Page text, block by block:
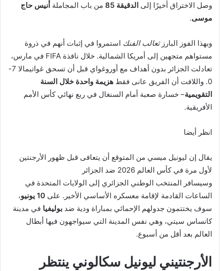
وصل الاختراق أخيرًا إلى الدقيقة 85 من باب المجاملة أنيس حاج
موسى.
وبهذا الفوز البارزثعالب الفنك استمروا في إثبات أنهم في ذروة
مستواهم متجهين إلى أمريكا الشمالية. خلال نافذة FIFA في مارس،
تعادلت الجزائر بدون أهداف مع أوروغواي قبل أن تسحق غواتيمالا 7-
0. واللافت أن الفريق عانى فقط
هزيمة واحدة خلال السنة
التقويمية– خسارة صعبة أمام السنغال في ربع نهائي كأس الأمم
الأفريقية.
انظر أيضا
يقال إن ليونيل ميسي من المتوقع أن يتعافى قبل ظهور الأرجنتين
لأول مرة في كأس العالم 2026 ضد الجزائر
وسيسافر المنتخب الوطني الجزائري إلى الولايات المتحدة في
الساعات القادمة لإقامة معسكره الأساسي الأخير. على 10 يونيو
،
سوف يختتمون جدولهم الإحمائي بمباراة ودية ضد بوليفيا في مدينة
كانساس سيتي، وهي نفس المدينة التي سيواجهون فيها أبطال
العالم بعد أقل من أسبوع.
الأرجنتيني ليونيل سكالوني ينتظر